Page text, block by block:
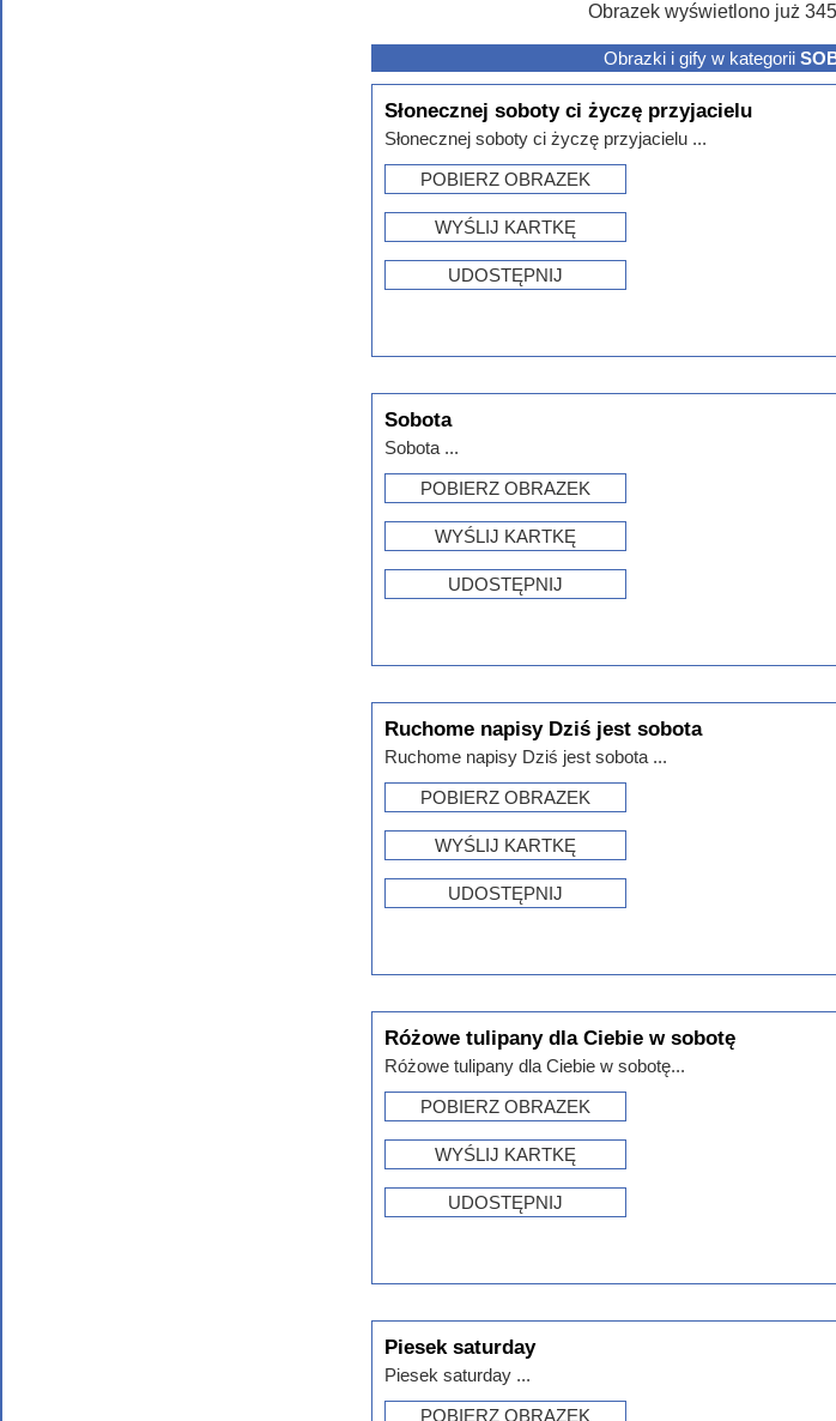
Obrazek wyświetlono już
Obrazki i gify w kategorii
Słonecznej soboty ci życzę przyjacielu
Słonecznej soboty ci życzę przyjacielu ...
POBIERZ OBRAZEK
WYŚLIJ KARTKĘ
UDOSTĘPNIJ
Sobota
Sobota ...
POBIERZ OBRAZEK
WYŚLIJ KARTKĘ
UDOSTĘPNIJ
Ruchome napisy Dziś jest sobota
Ruchome napisy Dziś jest sobota ...
POBIERZ OBRAZEK
WYŚLIJ KARTKĘ
UDOSTĘPNIJ
Różowe tulipany dla Ciebie w sobotę
Różowe tulipany dla Ciebie w sobotę...
POBIERZ OBRAZEK
WYŚLIJ KARTKĘ
UDOSTĘPNIJ
Piesek saturday
Piesek saturday ...
POBIERZ OBRAZEK